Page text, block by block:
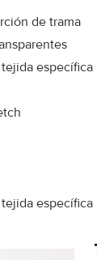
de trama
específica
específica